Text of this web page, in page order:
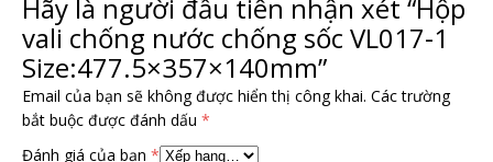
Hãy là người đầu tiên nhận xét “Hộp
vali chống nước chống sốc VL017-1
Size:477.5×357×140mm”
Email của bạn sẽ không được hiển thị công khai. Các trường
bắt buộc được đánh dấu *
Đánh giá của bạn *